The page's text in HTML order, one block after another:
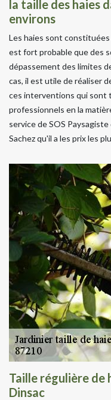
la taille des haies
environs
Les haies sont
est fort probable que des
dépassement des limites
cas, il est utile de réaliser
ces interventions qui sont
professionnels en la
service de SOS
Sachez qu'il a les prix les
Taille régulière de
Dinsac